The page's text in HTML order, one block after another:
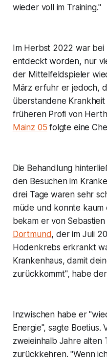
wieder voll im Training."
Im Herbst 2022 war
entdeckt worden, nur
der Mittelfeldspieler
März erfuhr er jedoch,
überstandene
früheren Profi von
Mainz 05 folgte eine
Die Behandlung
den Besuchen im
drei Tage waren sehr
müde und konnte kaum
bekam er von
Dortmund, der im Juli
Hodenkrebs erkrankt
Krankenhaus, damit
zurückkommt", habe
Inzwischen habe er
Energie", sagte Boetius.
zweieinhalb Jahre alten
zurückkehren. "Wenn